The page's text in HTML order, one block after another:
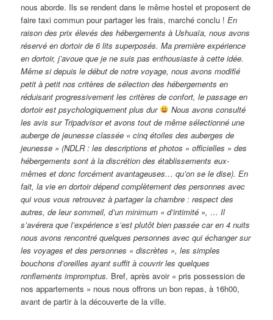
nous aborde. Ils se rendent dans le même hostel et proposent de
faire taxi commun pour partager les frais, marché conclu !En
raison des prix élevés des hébergements à Ushuaïa, nous avons
réservé en dortoir de 6 lits superposés. Ma première expérience
en dortoir, j’avoue que je ne suis pas enthousiaste à cette idée.
Même si depuis le début de notre voyage, nous avons modifié
petit à petit nos critères de sélection des hébergements en
réduisant progressivement les critères de confort, le passage en
dortoir est psychologiquement plus dur
Nous avons consulté
les avis sur Tripadvisor et avons tout de même sélectionné une
auberge de jeunesse classée « cinq étoiles des auberges de
jeunesse » (NDLR : les descriptions et photos « officielles » des
hébergements sont à la discrétion des établissements eux-
mêmes et donc forcément avantageuses… qu’on se le dise). En
fait, la vie en dortoir dépend complètement des personnes avec
qui vous vous retrouvez à partager la chambre : respect des
autres, de leur sommeil, d’un minimum « d’intimité », … Il
s’avérera que l’expérience s’est plutôt bien passée car en 4 nuits
nous avons rencontré quelques personnes avec qui échanger sur
les voyages et des personnes « discrètes », les simples
bouchons d’oreilles ayant suffit à couvrir les quelques
ronflements impromptus. Bref, après avoir « pris possession de
nos appartements » nous nous offrons un bon repas, à 16h00,
avant de partir à la découverte de la ville.